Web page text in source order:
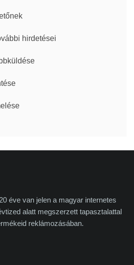
hirdetései
éve van jelen a magyar internetes
alatt megszerzett tapasztalattal
reklámozásában.